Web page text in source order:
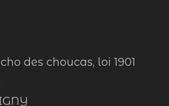
des choucas, loi 1901